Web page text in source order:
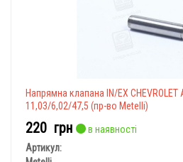
Напрямна клапана IN/EX CHEVROLET
11,03/6,02/47,5 (пр-во Metelli)
220 грн
в наявності
Артикул: